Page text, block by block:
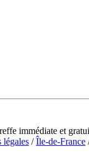
immédiate et
légales /Île-de-France